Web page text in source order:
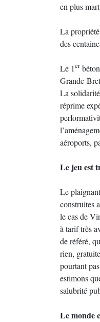
en plus
La
des
Le 1er
Grande-
La
réprime
aéroports,
Le jeu est
Le
construites
le cas de
à tarif très
de référé,
rien,
pourtant
estimons
salubrité
Le monde